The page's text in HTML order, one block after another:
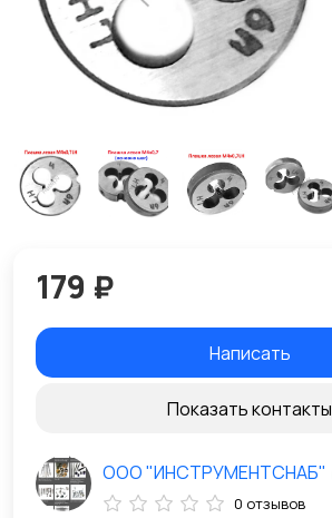
179 ₽
Написать
Показать контакты
ООО "ИНСТРУМЕНТСНАБ"
0 отзывов